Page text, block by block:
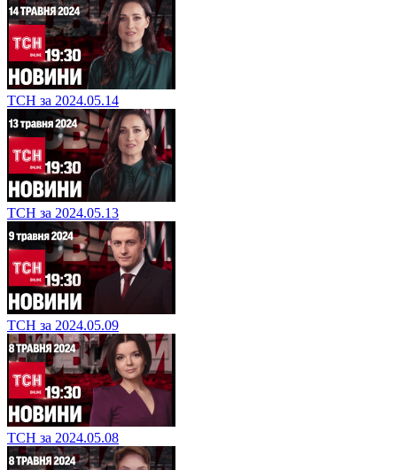
ТСН за 2024.05.14
ТСН за 2024.05.13
ТСН за 2024.05.09
ТСН за 2024.05.08